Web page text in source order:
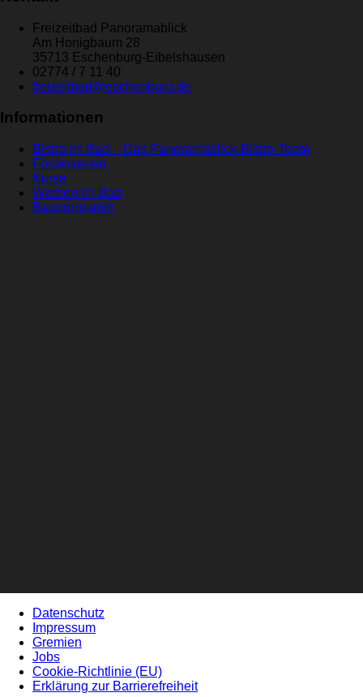
Freizeitbad Panoramablick
Am Honigbaum 28
35713 Eschenburg-Eibelshausen
02774 / 7 11 40
freizeitbad@eschenburg.de
Informationen
Bistro im Bad – Das Panoramablick-Bistro-Team
Förderverein
Kurse
Werben im Bad
Bauprogramm
Datenschutz
Impressum
Gremien
Jobs
Cookie-Richtlinie (EU)
Erklärung zur Barrierefreiheit